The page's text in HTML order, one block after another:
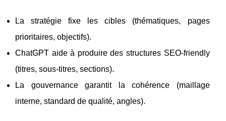
La stratégie fixe les cibles (thématiques, pages
prioritaires, objectifs).
ChatGPT aide à produire des structures SEO-friendly
(titres, sous-titres, sections).
La gouvernance garantit la cohérence (maillage
interne, standard de qualité, angles).